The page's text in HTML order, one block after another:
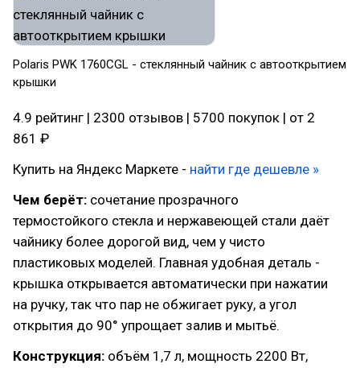
Polaris PWK 1760CGL - стеклянный чайник с автооткрытием
крышки
4.9 рейтинг | 2300 отзывов | 5700 покупок | от 2
861 ₽
Купить на Яндекс Маркете - найти где дешевле »
Чем берёт: сочетание прозрачного
термостойкого стекла и нержавеющей стали даёт
чайнику более дорогой вид, чем у чисто
пластиковых моделей. Главная удобная деталь -
крышка открывается автоматически при нажатии
на ручку, так что пар не обжигает руку, а угол
открытия до 90° упрощает залив и мытьё.
Конструкция: объём 1,7 л, мощность 2200 Вт,